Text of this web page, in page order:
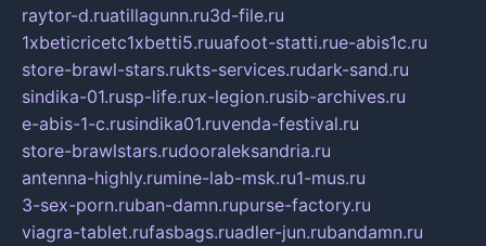
raytor-d.ruatillagunn.ru3d-file.ru
1xbeticricetc1xbetti5.ruuafoot-statti.rue-abis1c.ru
store-brawl-stars.rukts-services.rudark-sand.ru
sindika-01.rusp-life.rux-legion.rusib-archives.ru
e-abis-1-c.rusindika01.ruvenda-festival.ru
store-brawlstars.rudooraleksandria.ru
antenna-highly.rumine-lab-msk.ru1-mus.ru
3-sex-porn.ruban-damn.rupurse-factory.ru
viagra-tablet.rufasbags.ruadler-jun.rubandamn.ru